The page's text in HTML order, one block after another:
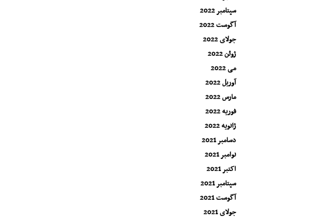
سپتامبر 2022
آگوست 2022
جولای 2022
ژوئن 2022
می 2022
آوریل 2022
مارس 2022
فوریه 2022
ژانویه 2022
دسامبر 2021
نوامبر 2021
اکتبر 2021
سپتامبر 2021
آگوست 2021
جولای 2021